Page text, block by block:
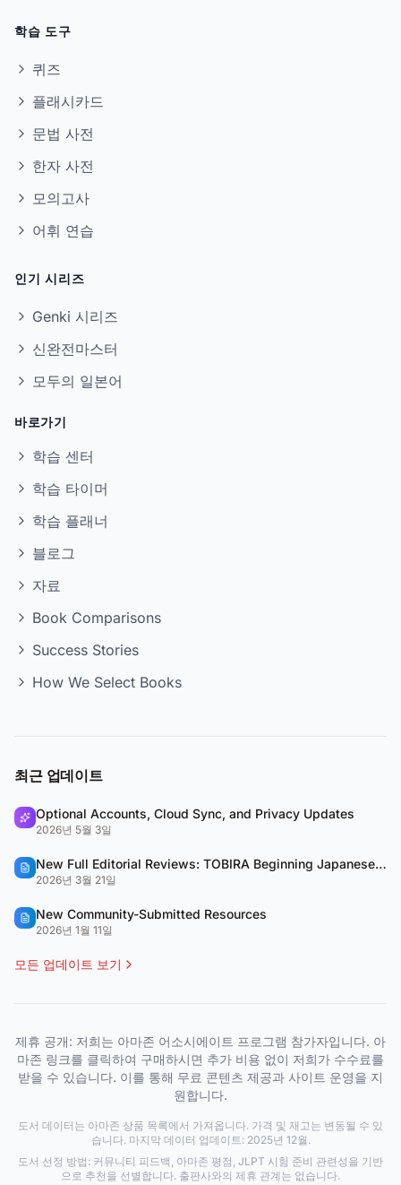
학습 도구
퀴즈
플래시카드
문법 사전
한자 사전
모의고사
어휘 연습
인기 시리즈
Genki 시리즈
신완전마스터
모두의 일본어
바로가기
학습 센터
학습 타이머
학습 플래너
블로그
자료
Book Comparisons
Success Stories
How We Select Books
최근 업데이트
Optional Accounts, Cloud Sync, and Privacy Updates
2026년 5월 3일
New Full Editorial Reviews: TOBIRA Beginning Japanese & QUARTET
2026년 3월 21일
New Community-Submitted Resources
2026년 1월 11일
모든 업데이트 보기
제휴 공개: 저희는 아마존 어소시에이트 프로그램 참가자입니다. 아
마존 링크를 클릭하여 구매하시면 추가 비용 없이 저희가 수수료를
받을 수 있습니다. 이를 통해 무료 콘텐츠 제공과 사이트 운영을 지
원합니다.
도서 데이터는 아마존 상품 목록에서 가져옵니다. 가격 및 재고는 변동될 수 있
습니다. 마지막 데이터 업데이트: 2025년 12월.
도서 선정 방법: 커뮤니티 피드백, 아마존 평점, JLPT 시험 준비 관련성을 기반
으로 추천을 선별합니다. 출판사와의 제휴 관계는 없습니다.